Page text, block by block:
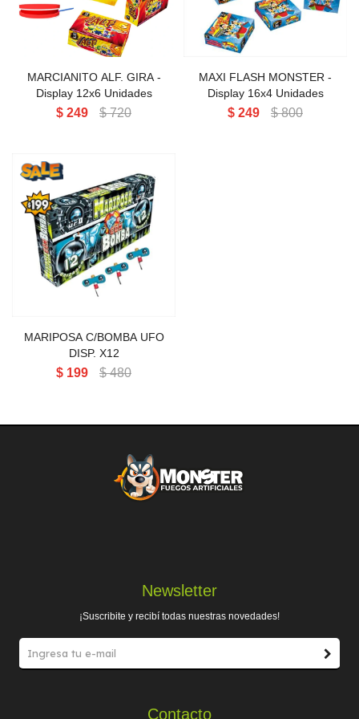
MARCIANITO ALF. GIRA -
Display 12x6 Unidades
$ 249 $ 720
MAXI FLASH MONSTER -
Display 16x4 Unidades
$ 249 $ 800
MARIPOSA C/BOMBA UFO
DISP. X12
MARIPOSA C/BOMBA UFO
DISP. X12
$ 199 $ 480
Contacto
Newsletter
¡Suscribite y recibí todas nuestras novedades!
Perlas aéreas
Volcanes chicos 3' 4' 5
Volcanes medianos 6' 8' 9' 11'
Volcanes grandes 13' 15' 17'
Cañas pequeñas
Cañas medianas y grandes
Tortas chicas
Tortas medianas
Tortas grandes
Tortas gigantes
Cartuchos de humo